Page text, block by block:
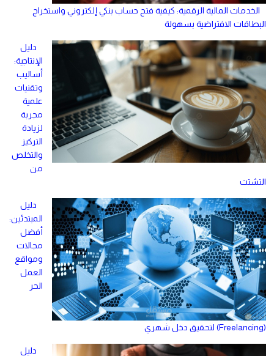
الخدمات المالية الرقمية: كيفية فتح حساب بنكي إلكتروني واستخراج
البطاقات الافتراضية بسهولة
دليل
الإنتاجية:
أساليب
وتقنيات
علمية
مجربة
لزيادة
التركيز
والتخلص
من
التشتت
دليل
المبتدئين:
أفضل
مجالات
ومواقع
العمل
الحر
(Freelancing) لتحقيق دخل شهري
دليل